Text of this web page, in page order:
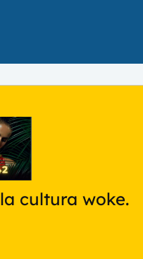
cultura woke.